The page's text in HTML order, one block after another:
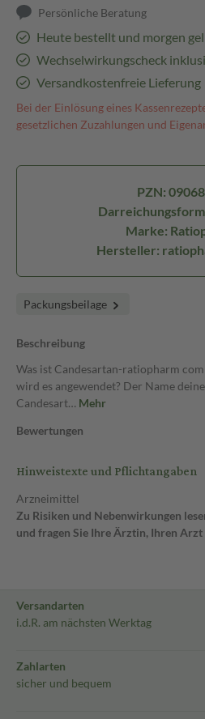
Persönliche Beratung
Heute bestellt und morgen
Wechselwirkungscheck
Versandkostenfreie Lieferung
Bei der Einlösung eines
gesetzlichen Zuzahlungen und
PZN:
Marke:
Hersteller:
Packungsbeilage
Beschreibung
Was ist Candesartan-ratiopharm
wird es angewendet? Der Name
Candesart… Mehr
Bewertungen
Hinweistexte und Pflichtangaben
Arzneimittel
Zu Risiken und Nebenwirkungen
und fragen Sie Ihre Ärztin, Ihren
Versandarten
i.d.R. am nächsten Werktag
Zahlarten
sicher und bequem